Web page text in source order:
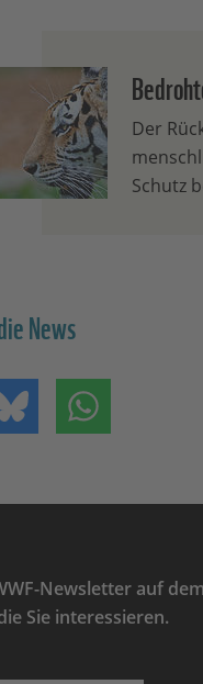
Der
Schutz
News
auf Facebook
Teilen auf Bluesky
Newsletter auf
Sie interessieren.